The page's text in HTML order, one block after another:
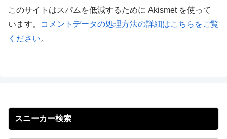
このサイトはスパムを低減するために Akismet を使って
います。
コメントデータの処理方法の詳細はこちらをご覧
ください。
スニーカー検索